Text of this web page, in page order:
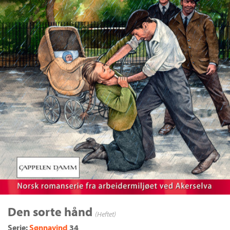
Den sorte hånd (Heftet)
Serie:Sønnavind 34